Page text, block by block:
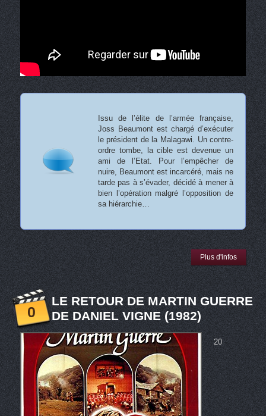
Issu de l’élite de l’armée française,
Joss Beaumont est chargé d’exécuter
le président de la Malagawi. Un contre-
ordre tombe, la cible est devenue un
ami de l’Etat. Pour l’empêcher de
nuire, Beaumont est incarcéré, mais ne
tarde pas à s’évader, décidé à mener à
bien l’opération malgré l’opposition de
sa hiérarchie…
Plus d'infos
0
LE RETOUR DE MARTIN GUERRE
DE DANIEL VIGNE (1982)
20